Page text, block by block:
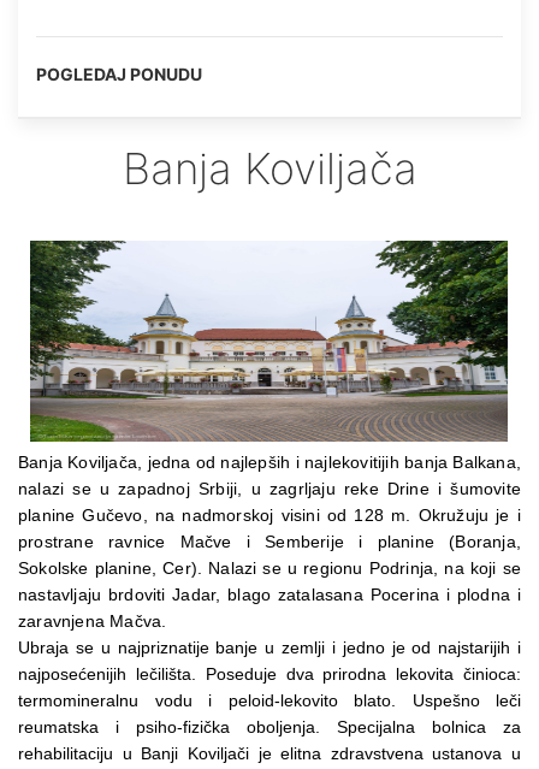
POGLEDAJ PONUDU
Banja Koviljača
Banja Koviljača, jedna od najlepših i najlekovitijih banja Balkana,
nalazi se u zapadnoj Srbiji, u zagrljaju reke Drine i šumovite
planine Gučevo, na nadmorskoj visini od 128 m. Okružuju je i
prostrane ravnice Mačve i Semberije i planine (Boranja,
Sokolske planine, Cer). Nalazi se u regionu Podrinja, na koji se
nastavljaju brdoviti Jadar, blago zatalasana Pocerina i plodna i
zaravnjena Mačva.
Ubraja se u najpriznatije banje u zemlji i jedno je od najstarijih i
najposećenijih lečilišta. Poseduje dva prirodna lekovita činioca:
termomineralnu vodu i peloid-lekovito blato. Uspešno leči
reumatska i psiho-fizička oboljenja. Specijalna bolnica za
rehabilitaciju u Banji Koviljači je elitna zdravstvena ustanova u